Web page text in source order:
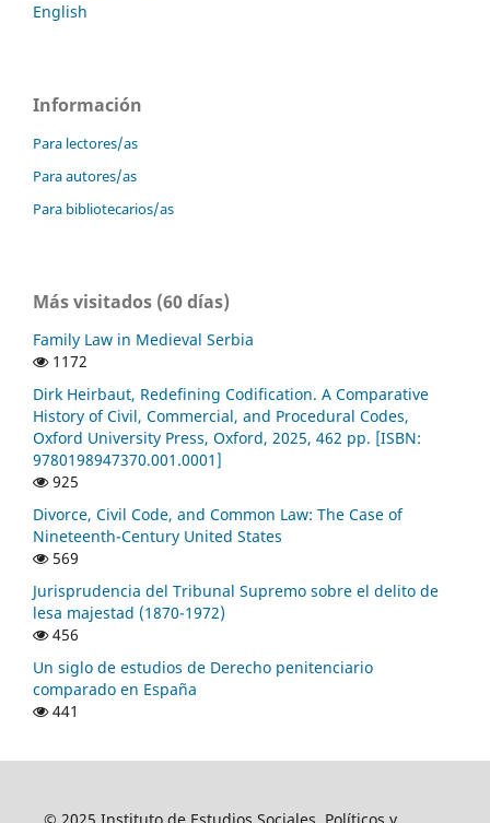
English
Información
Para lectores/as
Para autores/as
Para bibliotecarios/as
Más visitados (60 días)
Family Law in Medieval Serbia
1172
Dirk Heirbaut, Redefining Codification. A Comparative
History of Civil, Commercial, and Procedural Codes,
Oxford University Press, Oxford, 2025, 462 pp. [ISBN:
9780198947370.001.0001]
925
Divorce, Civil Code, and Common Law: The Case of
Nineteenth-Century United States
569
Jurisprudencia del Tribunal Supremo sobre el delito de
lesa majestad (1870-1972)
456
Un siglo de estudios de Derecho penitenciario
comparado en España
441